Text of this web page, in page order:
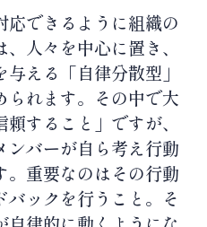
応できるように組織の
人々を中心に置き、
える「自律分散型」
られます。その中で大
すること」ですが、
ンバーが自ら考え行動
。重要なのはその行動
バックを行うこと。そ